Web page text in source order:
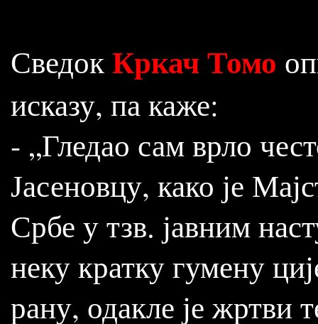
СведокКркач Томо
исказу, па каже:
- „Гледао сам врло
Јасеновцу, како је
Србе у тзв. јавним
неку кратку гумену
рану, одакле је жртви